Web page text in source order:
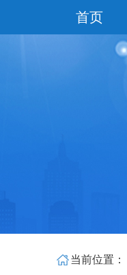
首页
当前位置：